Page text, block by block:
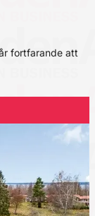
fortfarande att